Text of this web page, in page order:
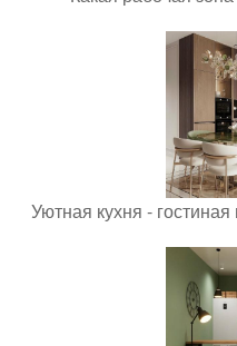
Уютная кухня -